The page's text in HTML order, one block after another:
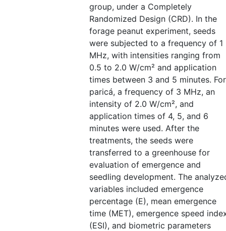
group, under a Completely
Randomized Design (CRD). In the
forage peanut experiment, seeds
were subjected to a frequency of 1
MHz, with intensities ranging from
0.5 to 2.0 W/cm² and application
times between 3 and 5 minutes. For
paricá, a frequency of 3 MHz, an
intensity of 2.0 W/cm², and
application times of 4, 5, and 6
minutes were used. After the
treatments, the seeds were
transferred to a greenhouse for
evaluation of emergence and
seedling development. The
variables included emergence
percentage (E), mean emergence
time (MET), emergence speed
(ESI), and biometric parameters